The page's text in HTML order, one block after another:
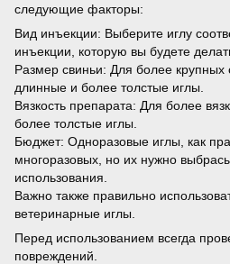
следующие факторы:
Вид инъекции: Выберите иглу
инъекции, которую вы будете
Размер свиньи: Для более
длинные и более толстые иглы.
Вязкость препарата: Для более
более толстые иглы.
Бюджет: Одноразовые иглы, как
многоразовых, но их нужно
использования.
Важно также правильно
ветеринарные иглы.
Перед использованием всегда
повреждений.